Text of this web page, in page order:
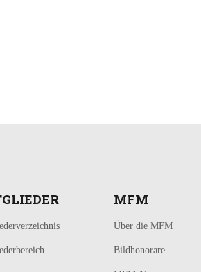
MFM
Über die MFM
Bildhonorare